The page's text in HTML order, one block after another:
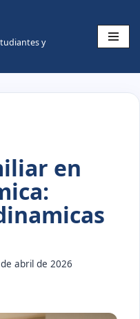
y
en
abril de 2026